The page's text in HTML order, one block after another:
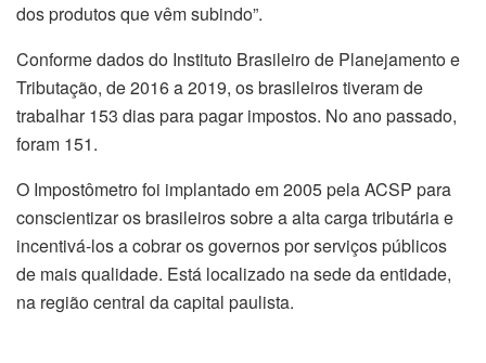
dos produtos que vêm subindo”.
Conforme dados do Instituto Brasileiro de Planejamento e
Tributação, de 2016 a 2019, os brasileiros tiveram de
trabalhar 153 dias para pagar impostos. No ano passado,
foram 151.
O Impostômetro foi implantado em 2005 pela ACSP para
conscientizar os brasileiros sobre a alta carga tributária e
incentivá-los a cobrar os governos por serviços públicos
de mais qualidade. Está localizado na sede da entidade,
na região central da capital paulista.